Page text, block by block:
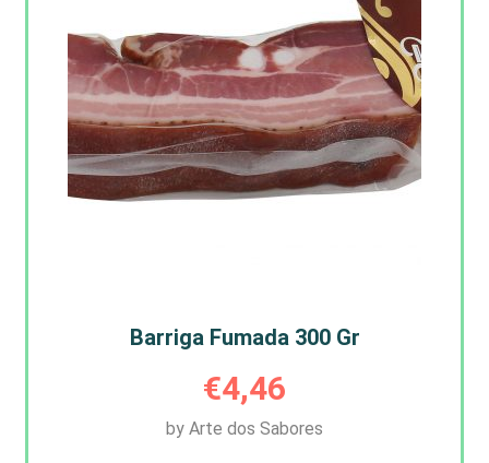
Barriga Fumada 300 Gr
€4,46
by Arte dos Sabores